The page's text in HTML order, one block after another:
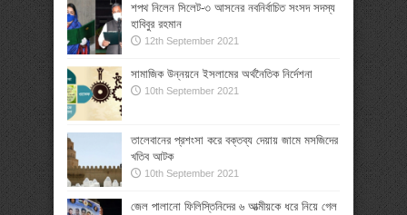
শপথ নিলেন সিলেট-৩ আসনের নবনির্বাচিত সংসদ সদস্য
হাবিবুর রহমান
12th September 2021
সামাজিক উন্নয়নে ইসলামের অর্থনৈতিক নির্দেশনা
10th September 2021
তালেবানের প্রশংসা করে বক্তব্য দেয়ায় জামে মসজিদের
খতিব আটক
10th September 2021
জেল পালানো ফিলিস্তিনিদের ৬ আত্মীয়কে ধরে নিয়ে গেল